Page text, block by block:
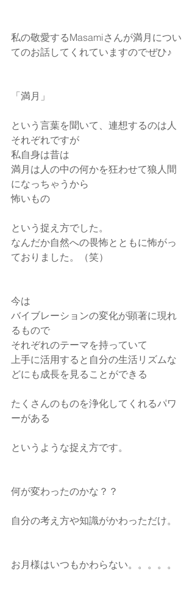
私の敬愛するMasamiさんが満月につい
てのお話してくれていますのでぜひ♪
「満月」
という言葉を聞いて、連想するのは人
それぞれですが
私自身は昔は
満月は人の中の何かを狂わせて狼人間
になっちゃうから
怖いもの
という捉え方でした。
なんだか自然への畏怖とともに怖がっ
ておりました。（笑）
今は
バイブレーションの変化が顕著に現れ
るもので
それぞれのテーマを持っていて
上手に活用すると自分の生活リズムな
どにも成長を見ることができる
たくさんのものを浄化してくれるパワ
ーがある
というような捉え方です。
何が変わったのかな？？
自分の考え方や知識がかわっただけ。
お月様はいつもかわらない。。。。。